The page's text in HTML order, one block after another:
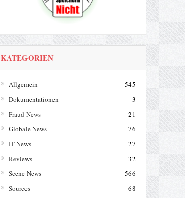
KATEGORIEN
Allgemein
545
Dokumentationen
3
Fraud News
21
Globale News
76
IT News
27
Reviews
32
Scene News
566
Sources
68